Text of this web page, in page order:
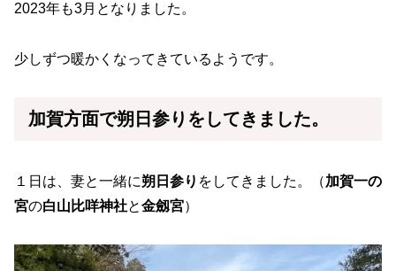
2023年も3月となりました。
少しずつ暖かくなってきているようです。
加賀方面で朔日参りをしてきました。
１日は、妻と一緒に朔日参り をしてきました。（加賀一の
宮の白山比咩神社と金劔宮）